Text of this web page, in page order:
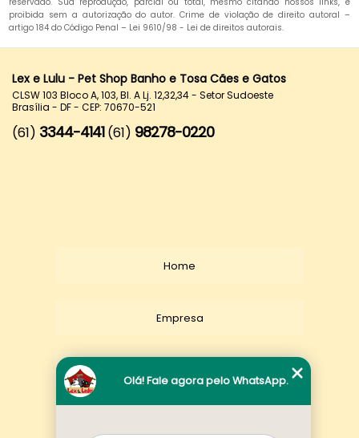
proibida sem a autorização do autor. Crime de violação de direito autoral –
artigo 184 do Código Penal – Lei 9610/98 - Lei de direitos autorais.
Lex e Lulu - Pet Shop Banho e Tosa Cães e Gatos
CLSW 103 Bloco A, 103, Bl. A Lj. 12,32,34 - Setor Sudoeste
Brasília - DF - CEP: 70670-521
(61) 3344-4141 (61) 98278-0220
Home
Empresa
Olá! Fale agora pelo WhatsApp.